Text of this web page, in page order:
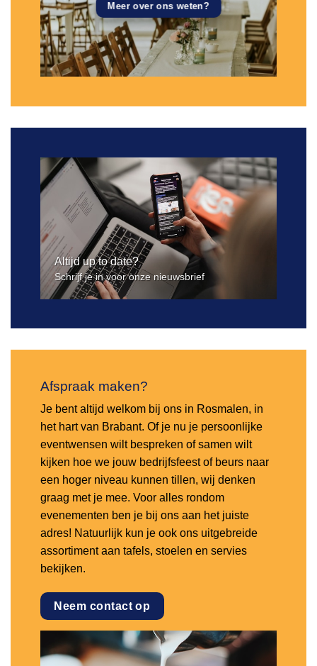
Meer over ons weten?
Altijd up to date?
Schrijf je in voor onze nieuwsbrief
Afspraak maken?
Je bent altijd welkom bij ons in Rosmalen, in
het hart van Brabant. Of je nu je persoonlijke
eventwensen wilt bespreken of samen wilt
kijken hoe we jouw bedrijfsfeest of beurs naar
een hoger niveau kunnen tillen, wij denken
graag met je mee. Voor alles rondom
evenementen ben je bij ons aan het juiste
adres! Natuurlijk kun je ook ons uitgebreide
assortiment aan tafels, stoelen en servies
bekijken.
Neem contact op